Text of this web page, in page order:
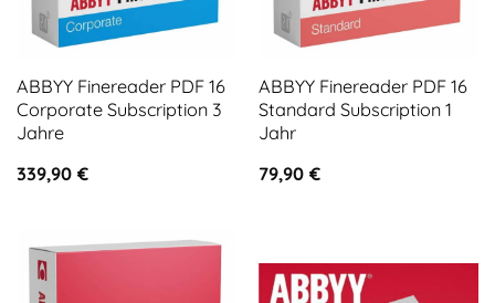
ABBYY Finereader PDF 16
Corporate Subscription 3
Jahre
339,90 €
ABBYY Finereader PDF 16
Standard Subscription 1
Jahr
79,90 €